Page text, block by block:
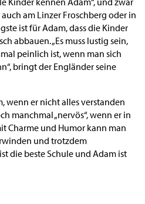
am Linzer Froschberg oder in
ist für Adam, dass die Kinder
abbauen. „Es muss lustig sein,
peinlich ist, wenn man sich
bringt der Engländer seine
wenn er nicht alles verstanden
manchmal „nervös“, wenn er in
Charme und Humor kann man
und trotzdem
die beste Schule und Adam ist